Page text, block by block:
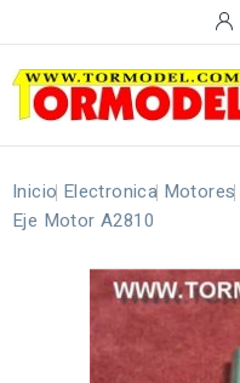
Inicio Electronica Motores
Eje Motor A2810